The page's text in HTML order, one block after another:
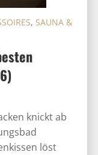
, SAUNA &
knickt ab
löst